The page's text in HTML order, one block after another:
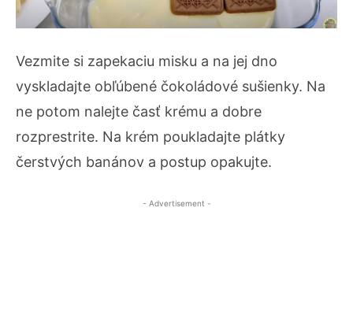
Vezmite si zapekaciu misku a na jej dno
vyskladajte obľúbené čokoládové sušienky. Na
ne potom nalejte časť krému a dobre
rozprestrite. Na krém poukladajte plátky
čerstvých banánov a postup opakujte.
- Advertisement -